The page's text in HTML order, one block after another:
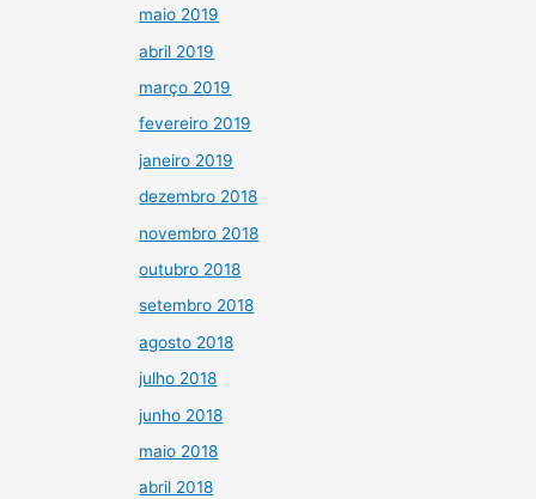
maio 2019
abril 2019
março 2019
fevereiro 2019
janeiro 2019
dezembro 2018
novembro 2018
outubro 2018
setembro 2018
agosto 2018
julho 2018
junho 2018
maio 2018
abril 2018